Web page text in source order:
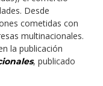
Desde
cometidas con
multinacionales.
la publicación
, publicado